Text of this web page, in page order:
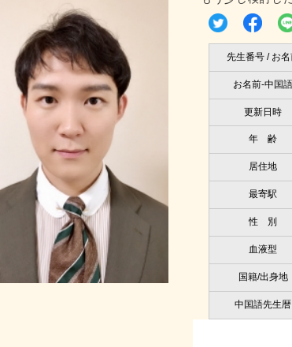
先生番号 / お名
お名前-中国語
更新日時
年 齢
居住地
最寄駅
性 別
血液型
国籍/出身地
中国語先生暦